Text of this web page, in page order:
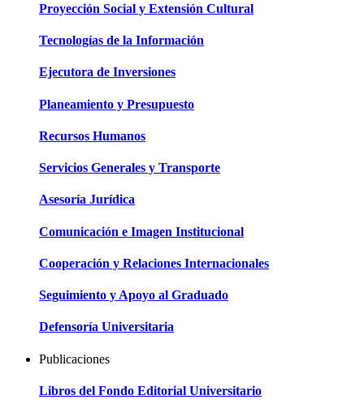
Proyección Social y Extensión Cultural
Tecnologías de la Información
Ejecutora de Inversiones
Planeamiento y Presupuesto
Recursos Humanos
Servicios Generales y Transporte
Asesoría Jurídica
Comunicación e Imagen Institucional
Cooperación y Relaciones Internacionales
Seguimiento y Apoyo al Graduado
Defensoría Universitaria
Publicaciones
Libros del Fondo Editorial Universitario